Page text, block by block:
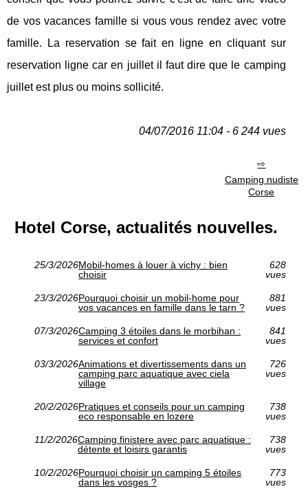
de vos vacances famille si vous vous rendez avec votre
famille. La reservation se fait en ligne en cliquant sur
reservation ligne car en juillet il faut dire que le camping
juillet est plus ou moins sollicité.
04/07/2016 11:04 - 6 244 vues
Camping nudiste
Corse
Hotel Corse, actualités nouvelles.
25/3/2026Mobil-homes à louer à vichy : bien
choisir
628
vues
23/3/2026Pourquoi choisir un mobil-home pour
vos vacances en famille dans le tarn ?
881
vues
07/3/2026Camping 3 étoiles dans le morbihan :
services et confort
841
vues
03/3/2026Animations et divertissements dans un
camping parc aquatique avec ciela
village
726
vues
20/2/2026Pratiques et conseils pour un camping
eco responsable en lozere
738
vues
11/2/2026Camping finistere avec parc aquatique :
détente et loisirs garantis
738
vues
10/2/2026Pourquoi choisir un camping 5 étoiles
dans les vosges ?
773
vues